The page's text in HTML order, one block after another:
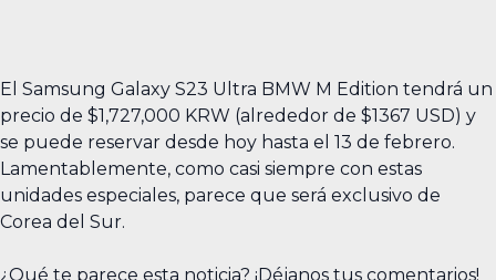
El Samsung Galaxy S23 Ultra BMW M Edition tendrá un
precio de $1,727,000 KRW (alrededor de $1367 USD) y
se puede reservar desde hoy hasta el 13 de febrero.
Lamentablemente, como casi siempre con estas
unidades especiales, parece que será exclusivo de
Corea del Sur.
¿Qué te parece esta noticia? ¡Déjanos tus comentarios!